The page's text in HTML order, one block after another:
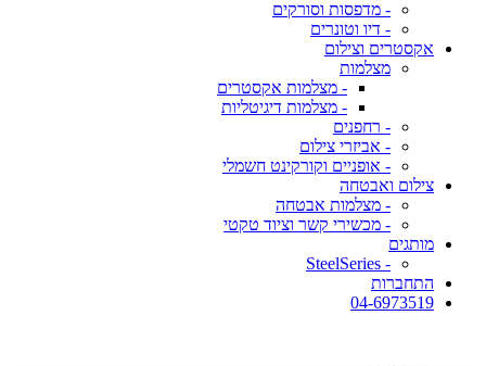
- מדפסות וסורקים
- דיו וטונרים
אקסטרים וצילום
מצלמות
- מצלמות אקסטרים
- מצלמות דיגיטליות
- רחפנים
- אביזרי צילום
- אופניים וקורקינט חשמלי
צילום ואבטחה
- מצלמות אבטחה
- מכשירי קשר וציוד טקטי
מותגים
- SteelSeries
התחברות
04-6973519